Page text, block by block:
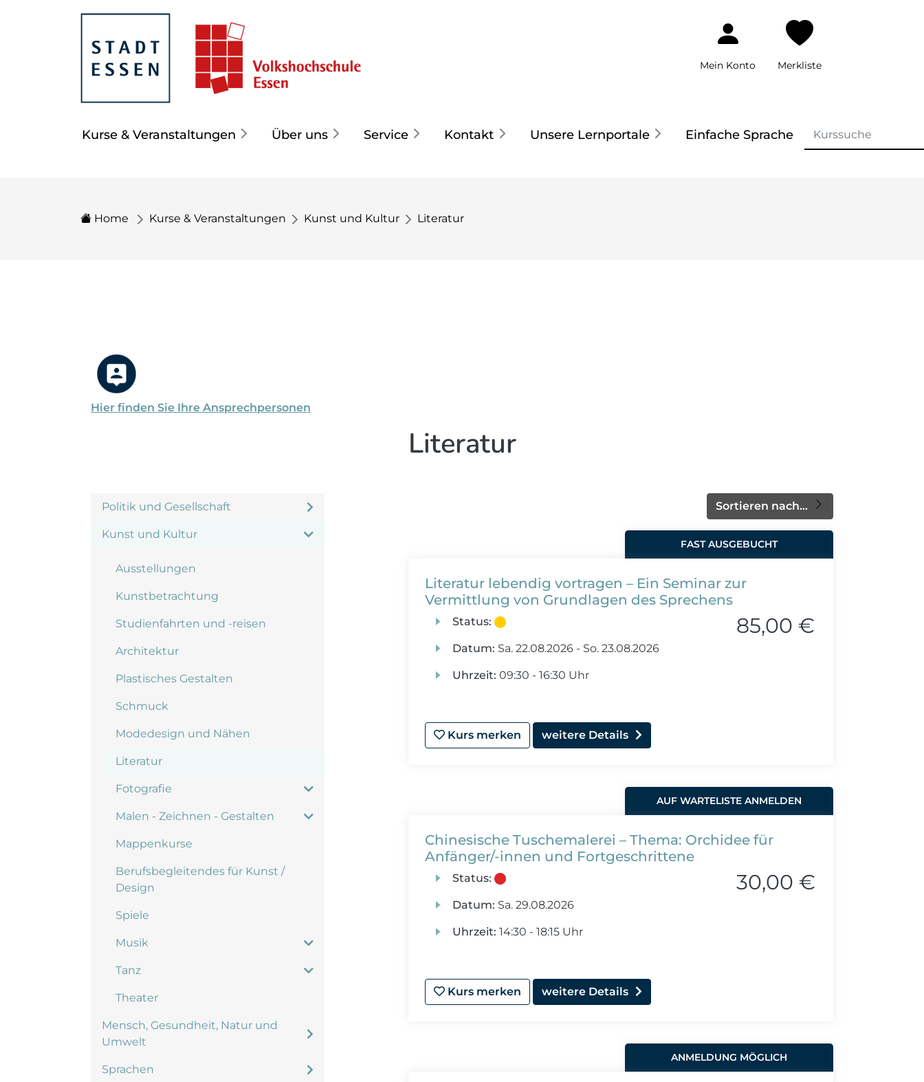
Mein Konto Merkliste
Kurse & Veranstaltungen Über uns Service Kontakt Unsere Lernportale Einfache Sprache
Home Kurse & Veranstaltungen Kunst und Kultur Literatur
Hier finden Sie Ihre Ansprechpersonen
Literatur
Politik und Gesellschaft
Kunst und Kultur
Ausstellungen
Kunstbetrachtung
Studienfahrten und -reisen
Architektur
Plastisches Gestalten
Schmuck
Modedesign und Nähen
Literatur
Fotografie
Malen - Zeichnen - Gestalten
Mappenkurse
Berufsbegleitendes für Kunst /
Design
Spiele
Musik
Tanz
Theater
Mensch, Gesundheit, Natur und
Umwelt
Sprachen
Sortieren nach...
FAST AUSGEBUCHT
Literatur lebendig vortragen – Ein Seminar zur
Vermittlung von Grundlagen des Sprechens
Status:
Datum: Sa.22.08.2026 - So.23.08.2026
Uhrzeit: 09:30 - 16:30 Uhr
85,00 €
Kurs merken weitere Details
AUF WARTELISTE ANMELDEN
Chinesische Tuschemalerei – Thema: Orchidee für
Anfänger/-innen und Fortgeschrittene
Status:
Datum: Sa.29.08.2026
Uhrzeit: 14:30 - 18:15 Uhr
30,00 €
Kurs merken weitere Details
ANMELDUNG MÖGLICH